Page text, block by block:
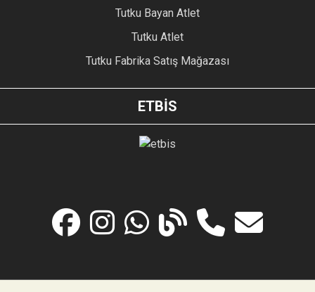
Tutku Bayan Atlet
Tutku Atlet
Tutku Fabrika Satış Mağazası
ETBİS